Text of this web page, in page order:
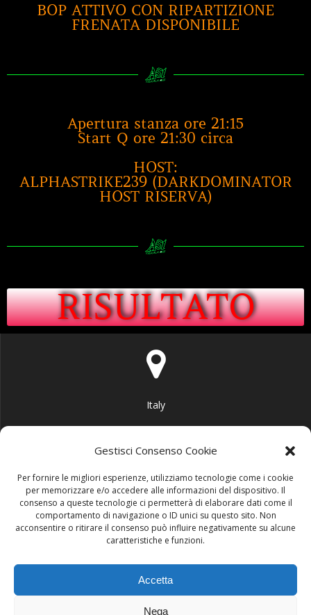
Gestisci Consenso Cookie
Per fornire le migliori esperienze, utilizziamo tecnologie come i cookie
per memorizzare e/o accedere alle informazioni del dispositivo. Il
consenso a queste tecnologie ci permetterà di elaborare dati come il
comportamento di navigazione o ID unici su questo sito. Non
acconsentire o ritirare il consenso può influire negativamente su alcune
caratteristiche e funzioni.
Accetta
Nega
BOP ATTIVO CON RIPARTIZIONE
FRENATA DISPONIBILE
Apertura stanza ore 21:15
Start Q ore 21:30 circa
HOST:
ALPHASTRIKE239 (DARKDOMINATOR
HOST RISERVA)
RISULTATO
Italy
info@area51garage.it